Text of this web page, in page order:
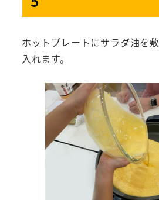
ホットプレートにサラダ油を
入れます。